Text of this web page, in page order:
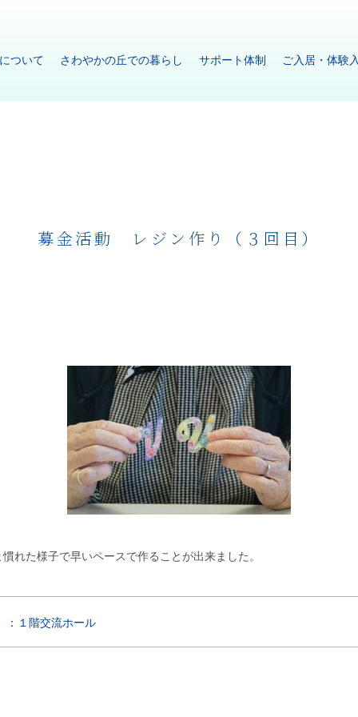
ついて さわやかの丘での暮らし サポート体制 ご入居・体験
募金活動 レジン作り（３回目）
れた様子で早いペースで作ることが出来ました。
１階交流ホール